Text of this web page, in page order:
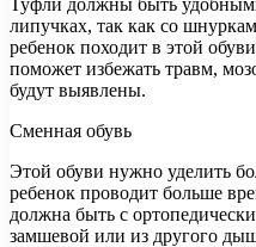
липучках, так как со
ребенок походит в этой
поможет избежать травм,
будут выявлены.
Сменная обувь
Этой обуви нужно уделить
ребенок проводит больше
должна быть с
замшевой или из другого